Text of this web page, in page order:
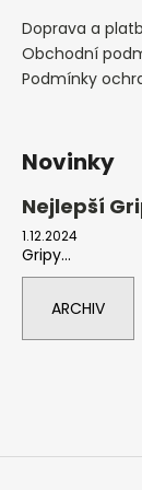
Doprava a
Obchodní
Podmínky
Novinky
Nejlepší
1.12.2024
Gripy...
ARCHIV